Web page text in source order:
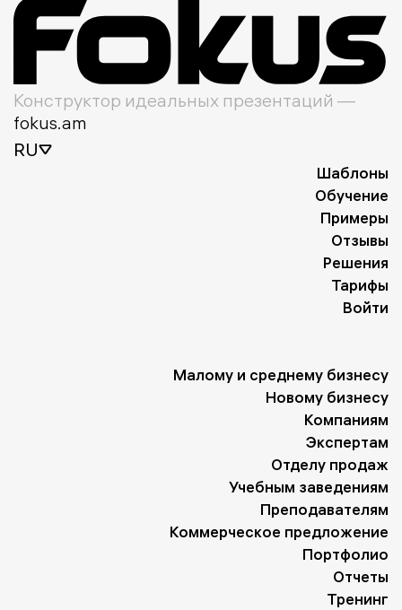
Конструктор идеальных презентаций —
fokus.am
RU
Шаблоны
Обучение
Примеры
Отзывы
Решения
Тарифы
Войти
Малому и среднему бизнесу
Новому бизнесу
Компаниям
Экспертам
Отделу продаж
Учебным заведениям
Преподавателям
Коммерческое предложение
Портфолио
Отчеты
Тренинг